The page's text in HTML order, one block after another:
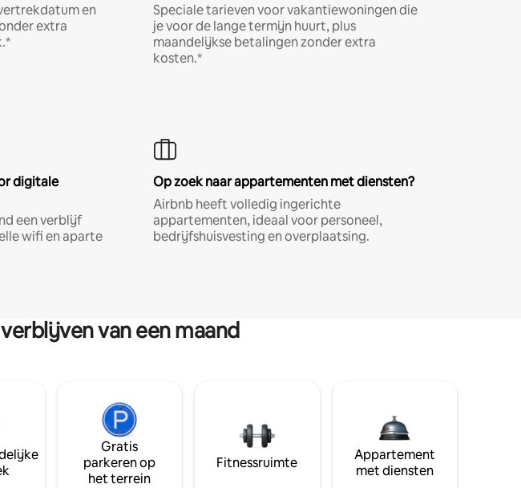
en
extra
Speciale tarieven voor vakantiewoningen die
je voor de lange termijn huurt, plus
maandelijkse betalingen zonder extra
kosten.*
digitale
een verblijf
wifi en aparte
Op zoek naar appartementen met diensten?
Airbnb heeft volledig ingerichte
appartementen, ideaal voor personeel,
bedrijfshuisvesting en overplaatsing.
van een maand
Gratis
parkeren op
het terrein
Fitnessruimte
Appartement
met diensten